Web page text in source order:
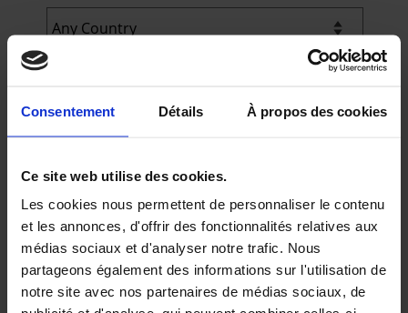
Consentement Détails À propos des cookies
Ce site web utilise des cookies.
Les cookies nous permettent de personnaliser le contenu
et les annonces, d'offrir des fonctionnalités relatives aux
médias sociaux et d'analyser notre trafic. Nous
partageons également des informations sur l'utilisation de
notre site avec nos partenaires de médias sociaux, de
Received by *
Payment method *